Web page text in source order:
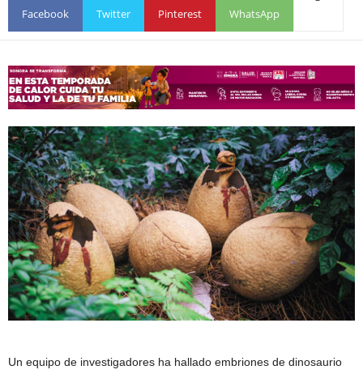
Facebook Twitter Pinterest WhatsApp
Un equipo de investigadores ha hallado embriones de dinosaurio